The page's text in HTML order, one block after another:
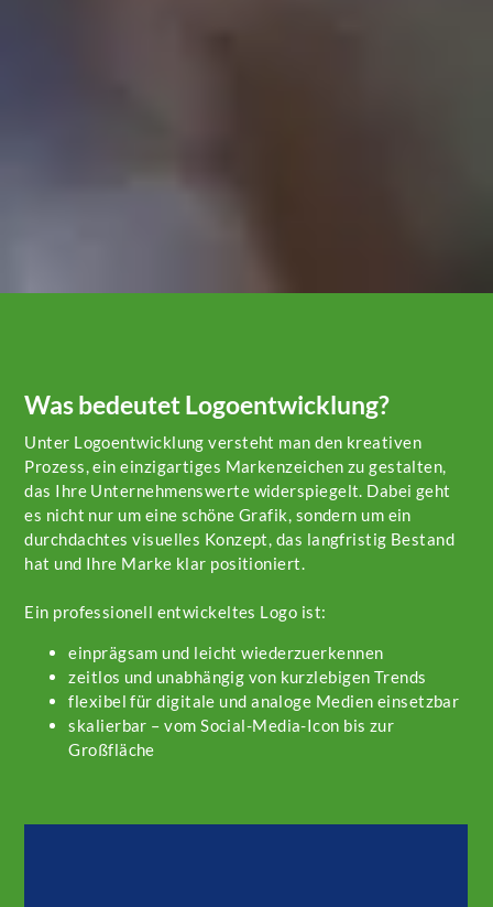
Was bedeutet Logoentwicklung?
Unter Logoentwicklung versteht man den kreativen
Prozess, ein einzigartiges Markenzeichen zu gestalten,
das Ihre Unternehmenswerte widerspiegelt. Dabei geht
es nicht nur um eine schöne Grafik, sondern um ein
durchdachtes visuelles Konzept, das langfristig Bestand
hat und Ihre Marke klar positioniert.
Ein professionell entwickeltes Logo ist:
einprägsam und leicht wiederzuerkennen
zeitlos und unabhängig von kurzlebigen Trends
flexibel für digitale und analoge Medien einsetzbar
skalierbar – vom Social-Media-Icon bis zur
Großfläche